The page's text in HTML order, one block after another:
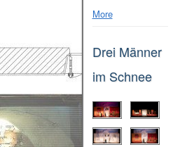
More
Drei Männer
im Schnee